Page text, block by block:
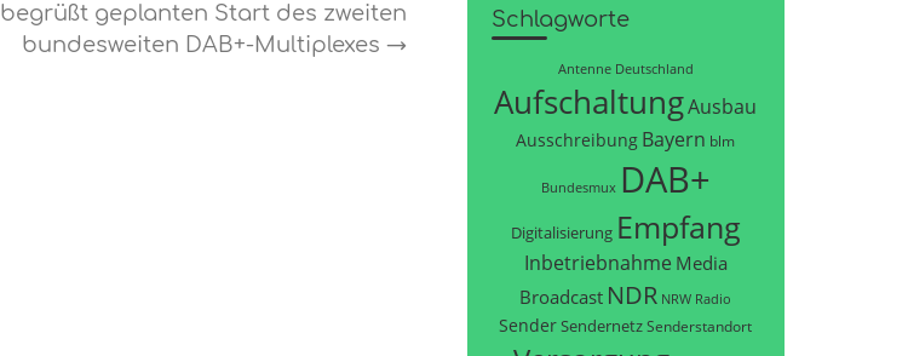
begrüßt geplanten Start des zweiten
bundesweiten DAB+-Multiplexes →
Schlagworte
Antenne Deutschland
AufschaltungAusbau
Ausschreibung Bayern blm
Bundesmux DAB+
Digitalisierung Empfang
Inbetriebnahme Media
Broadcast NDR NRW Radio
SenderSendernetzSenderstandort